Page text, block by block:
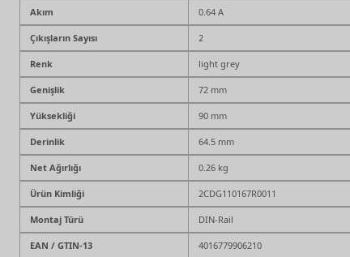
Akım 0.64 A
Çıkışların Sayısı 2
Renk light grey
Genişlik 72 mm
Yüksekliği 90 mm
Derinlik 64.5 mm
Net Ağırlığı 0.26 kg
Ürün Kimliği 2CDG110167R0011
Montaj Türü DIN-Rail
EAN / GTIN-13 4016779906210